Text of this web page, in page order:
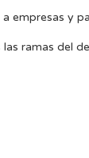
empresas y
ramas del